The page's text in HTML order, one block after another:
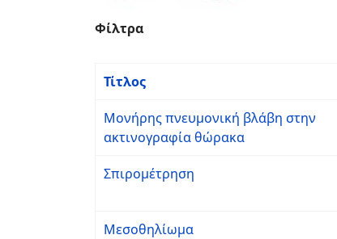
Φίλτρα
Τίτλος
Μονήρης πνευμονική βλάβη στην
ακτινογραφία θώρακα
Σπιρομέτρηση
Μεσοθηλίωμα